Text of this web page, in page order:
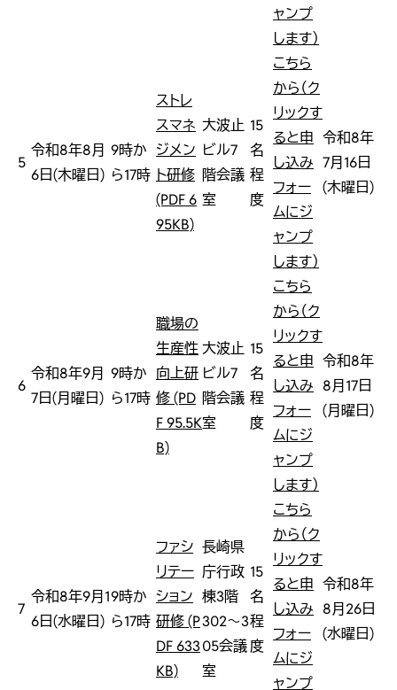
ャンプ
します）
5
令和8年8月
6日(木曜日)
9時か
ら17時
ストレ
スマネ
ジメン
ト研修
(PDF 6
95KB)
大波止
ビル7
階会議
室
15
名
程
度
こちら
から（ク
リックす
ると申
し込み
フォー
ムにジ
ャンプ
します）
令和8年
7月16日
(木曜日)
6
令和8年9月
7日(月曜日)
9時か
ら17時
職場の
生産性
向上研
修 (PD
F 95.5K
B)
大波止
ビル7
階会議
室
15
名
程
度
こちら
から（ク
リックす
ると申
し込み
フォー
ムにジ
ャンプ
します）
令和8年
8月17日
(月曜日)
7
令和8年9月1
6日(水曜日)
9時か
ら17時
ファシ
リテー
ション
研修 (P
DF 633
KB)
長崎県
庁行政
棟3階
302～3
05会議
室
15
名
程
度
こちら
から（ク
リックす
ると申
し込み
フォー
ムにジ
ャンプ
令和8年
8月26日
(水曜日)